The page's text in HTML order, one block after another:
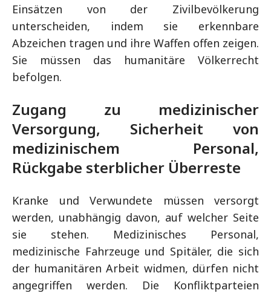
Einsätzen von der Zivilbevölkerung
unterscheiden, indem sie erkennbare
Abzeichen tragen und ihre Waffen offen zeigen.
Sie müssen das humanitäre Völkerrecht
befolgen.
Zugang zu medizinischer
Versorgung, Sicherheit von
medizinischem Personal,
Rückgabe sterblicher Überreste
Kranke und Verwundete müssen versorgt
werden, unabhängig davon, auf welcher Seite
sie stehen. Medizinisches Personal,
medizinische Fahrzeuge und Spitäler, die sich
der humanitären Arbeit widmen, dürfen nicht
angegriffen werden. Die Konfliktparteien